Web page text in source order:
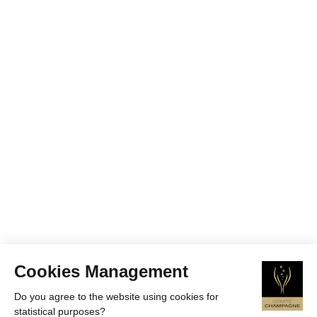
Cookies Management
Do you agree to the website using cookies for
statistical purposes?